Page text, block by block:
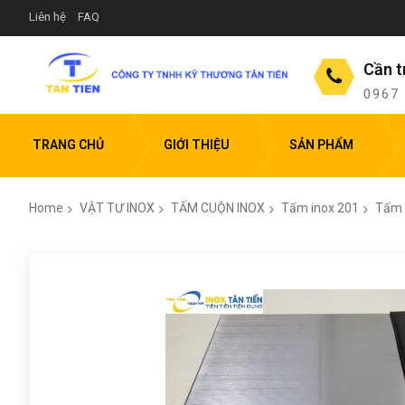
Liên hệ FAQ
Cần
0967
TRANG CHỦ GIỚI THIỆU SẢN PHẨM
Home VẬT TƯ INOX TẤM CUỘN INOX Tấm inox 201 Tấm